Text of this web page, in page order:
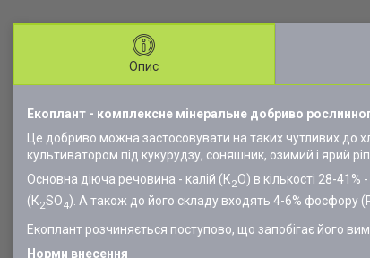
Опис
Екоплант - комплексне мінеральне добриво
Це добриво можна застосовувати на таких чутливих до
культиватором під кукурудзу, соняшник, озимий і ярий
Основна діюча речовина - калій (К2О) в кількості 28-41%
(К2SO4). А також до його складу входять 4-6% фосфору
Екоплант розчиняється поступово, що запобігає його
Норми внесення